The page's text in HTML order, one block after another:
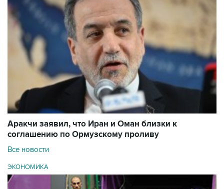
Аракчи заявил, что Иран и Оман близки к
соглашению по Ормузскому проливу
Все новости
ЭКОНОМИКА